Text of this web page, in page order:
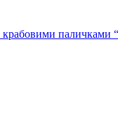
крабовими паличками